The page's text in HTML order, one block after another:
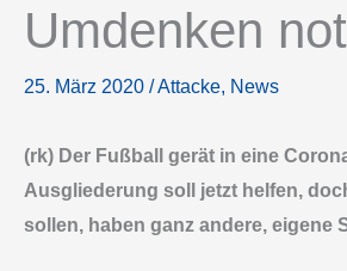
Umdenken
25. März 2020 /Attacke, News
(rk) Der Fußball gerät in eine
Ausgliederung soll jetzt helfen,
sollen, haben ganz andere, eigene